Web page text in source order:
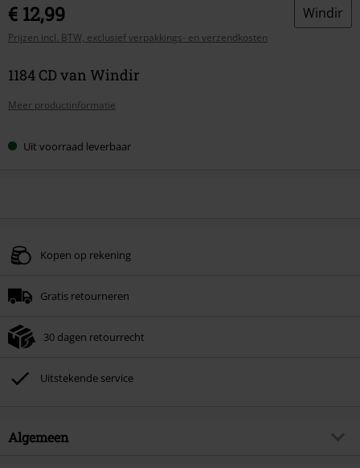
€ 12,99
Prijzen incl. BTW, exclusief verpakkings- en verzendkosten
Windir
1184 CD van Windir
Meer productinformatie
Uit voorraad leverbaar
Kopen op rekening
Gratis retourneren
30 dagen retourrecht
Uitstekende service
Algemeen